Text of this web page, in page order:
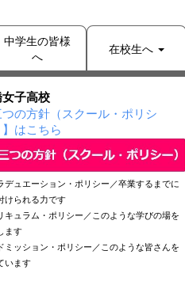
中学生の皆様
へ
在校生へ
子高校
つの方針（スクール・ポリシ
はこちら
ュエーション・ポリシー／卒業するまでに
けられる力です
ュラム・ポリシー／このような学びの場を
ます
ッション・ポリシー／このような皆さんを
います